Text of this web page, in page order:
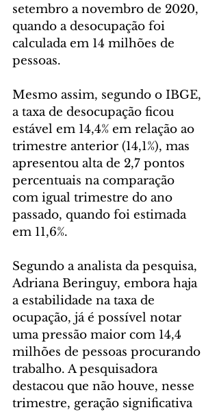
setembro a novembro de 2020,
quando a desocupação foi
calculada em 14 milhões de
pessoas.
Mesmo assim, segundo o IBGE,
a taxa de desocupação ficou
estável em 14,4% em relação ao
trimestre anterior (14,1%), mas
apresentou alta de 2,7 pontos
percentuais na comparação
com igual trimestre do ano
passado, quando foi estimada
em 11,6%.
Segundo a analista da pesquisa,
Adriana Beringuy, embora haja
a estabilidade na taxa de
ocupação, já é possível notar
uma pressão maior com 14,4
milhões de pessoas procurando
trabalho. A pesquisadora
destacou que não houve, nesse
trimestre, geração significativa